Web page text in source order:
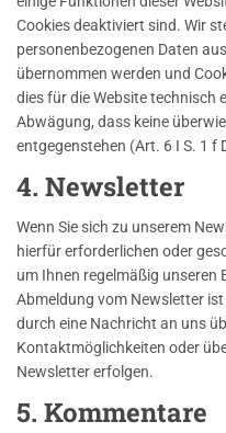
Cookies deaktiviert sind. Wir
personenbezogenen Daten
übernommen werden und
dies für die Website technisch
Abwägung, dass keine
entgegenstehen (Art. 6 I S. 1 f
4. Newsletter
Wenn Sie sich zu unserem
hierfür erforderlichen oder
um Ihnen regelmäßig unseren
Abmeldung vom Newsletter
durch eine Nachricht an uns
Kontaktmöglichkeiten oder
Newsletter erfolgen.
5. Kommentare